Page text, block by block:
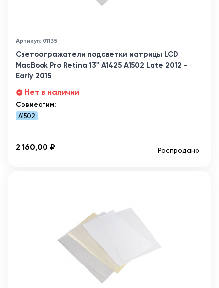
Артикул: 01135
Светоотражатели подсветки матрицы LCD
MacBook Pro Retina 13" A1425 A1502 Late 2012 -
Early 2015
Нет в наличии
Совместим:
A1502
2 160,00 ₽ Распродано